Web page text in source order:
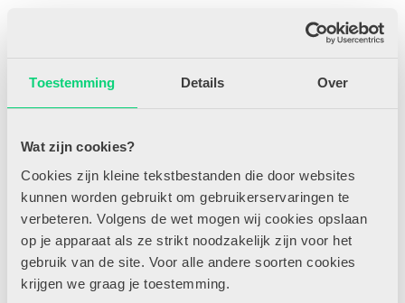
Toestemming Details Over
Wat zijn cookies?
Cookies zijn kleine tekstbestanden die door websites
kunnen worden gebruikt om gebruikerservaringen te
verbeteren. Volgens de wet mogen wij cookies opslaan
op je apparaat als ze strikt noodzakelijk zijn voor het
gebruik van de site. Voor alle andere soorten cookies
krijgen we graag je toestemming.
05/05/2019
Yoga Nidra voor kinderen en tieners
Yoga Nidra wordt ook wel beschreven als een ‘dynamische
slaap’. Zowel lichaam als geest zijn hierbij volledig
ontspannen en wie zich hieraan over kan geven, verkeert in
een staa...